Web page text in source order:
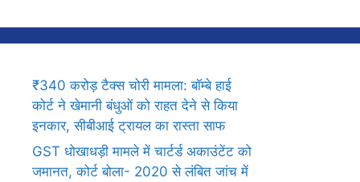
₹340 करोड़ टैक्स चोरी मामला: बॉम्बे हाई
कोर्ट ने खेमानी बंधुओं को राहत देने से किया
इनकार, सीबीआई ट्रायल का रास्ता साफ
GST धोखाधड़ी मामले में चार्टर्ड अकाउंटेंट को
जमानत, कोर्ट बोला- 2020 से लंबित जांच में